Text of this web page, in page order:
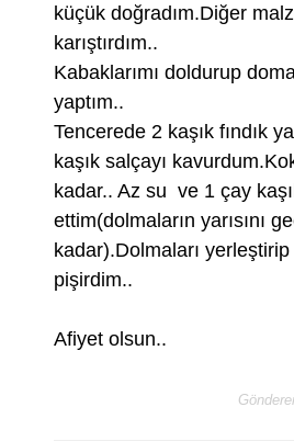
küçük doğradım.Diğer
karıştırdım..
Kabaklarımı doldurup
yaptım..
Tencerede 2 kaşık fındık
kaşık salçayı
kadar.. Az su ve 1 çay
ettim(dolmaların yarısını
kadar).Dolmaları yerleştirip
pişirdim..
Afiyet olsun..